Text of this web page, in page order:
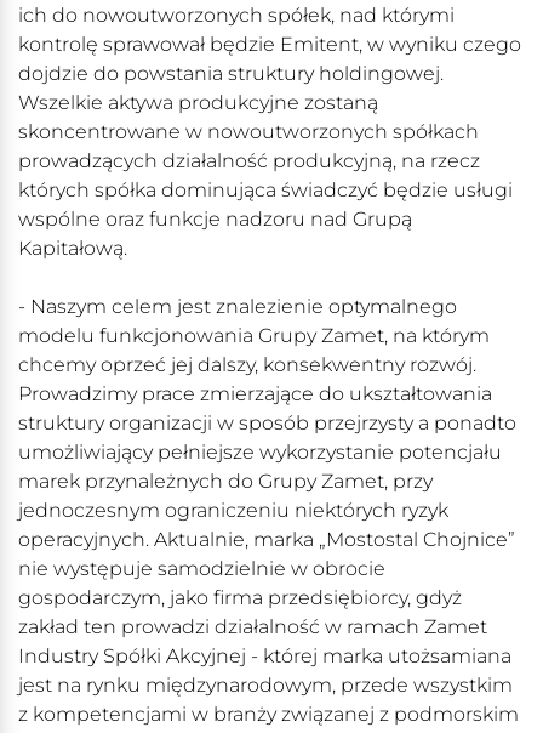
ich do nowoutworzonych spółek, nad którymi
kontrolę sprawował będzie Emitent, w wyniku czego
dojdzie do powstania struktury holdingowej.
Wszelkie aktywa produkcyjne zostaną
skoncentrowane w nowoutworzonych spółkach
prowadzących działalność produkcyjną, na rzecz
których spółka dominująca świadczyć będzie usługi
wspólne oraz funkcje nadzoru nad Grupą
Kapitałową.
- Naszym celem jest znalezienie optymalnego
modelu funkcjonowania Grupy Zamet, na którym
chcemy oprzeć jej dalszy, konsekwentny rozwój.
Prowadzimy prace zmierzające do ukształtowania
struktury organizacji w sposób przejrzysty a ponadto
umożliwiający pełniejsze wykorzystanie potencjału
marek przynależnych do Grupy Zamet, przy
jednoczesnym ograniczeniu niektórych ryzyk
operacyjnych. Aktualnie, marka „Mostostal Chojnice”
nie występuje samodzielnie w obrocie
gospodarczym, jako firma przedsiębiorcy, gdyż
zakład ten prowadzi działalność w ramach Zamet
Industry Spółki Akcyjnej - której marka utożsamiana
jest na rynku międzynarodowym, przede wszystkim
z kompetencjami w branży związanej z podmorskim